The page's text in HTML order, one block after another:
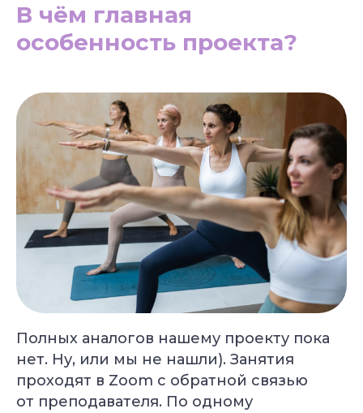
В чём главная
особенность проекта?
Полных аналогов нашему проекту пока
нет. Ну, или мы не нашли). Занятия
проходят в Zoom с обратной связью
от преподавателя. По одному